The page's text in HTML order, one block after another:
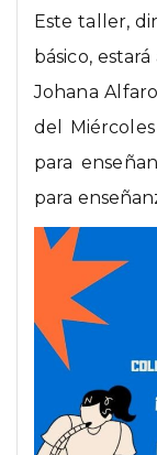
Este taller,
básico,
Johana
del Miércoles
para
para